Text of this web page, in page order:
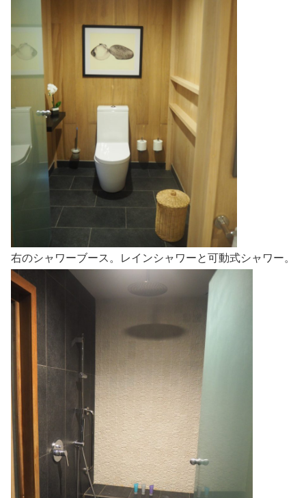
右のシャワーブース。レインシャワーと可動式シャワー。